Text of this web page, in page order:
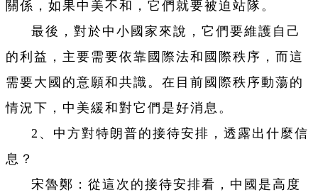
關係，如果中美不和，它們就要被迫站隊。
最後，對於中小國家來說，它們要維護自己
的利益，主要需要依靠國際法和國際秩序，而這
需要大國的意願和共識。在目前國際秩序動蕩的
情況下，中美緩和對它們是好消息。
2、中方對特朗普的接待安排，透露出什麼信
息？
宋魯鄭：從這次的接待安排看，中國是高度